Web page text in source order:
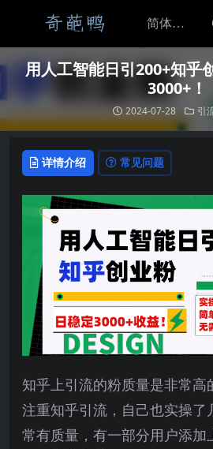
用人工智能日引200+知乎
3000+！
2024-07-28 引
详情介绍 常见问题
知乎上引流的粉质量是非常高
注重知乎引流，自己也实操了
常有质量，有一部分用户添加